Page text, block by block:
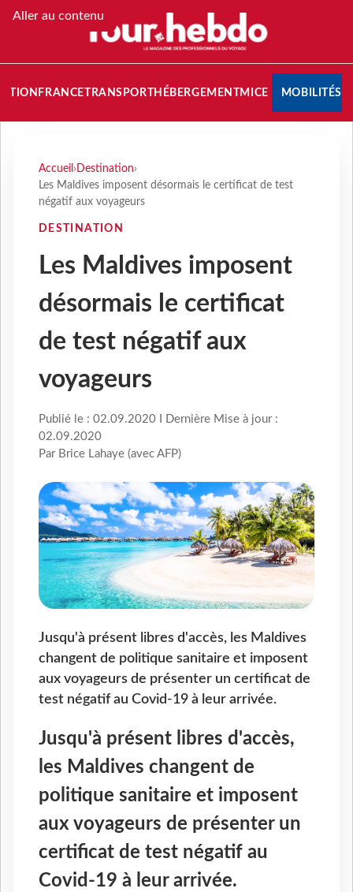
Aller au contenu
FRANCETRANSPORT HÉBERGEMENTMICE MOBILITÉS
Accueil › Destination›
Les Maldives imposent désormais le certificat de test
négatif aux voyageurs
DESTINATION
Les Maldives imposent
désormais le certificat
de test négatif aux
voyageurs
Publié le : 02.09.2020 I Dernière Mise à jour :
02.09.2020
Par Brice Lahaye (avec AFP)
Jusqu'à présent libres d'accès, les Maldives
changent de politique sanitaire et imposent
aux voyageurs de présenter un certificat de
test négatif au Covid-19 à leur arrivée.
Jusqu'à présent libres d'accès,
les Maldives changent de
politique sanitaire et imposent
aux voyageurs de présenter un
certificat de test négatif au
Covid-19 à leur arrivée.